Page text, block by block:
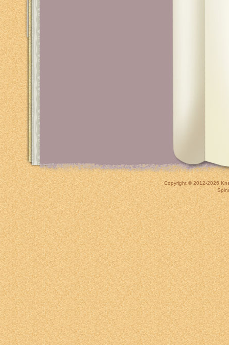
Copyright © 2012-2026